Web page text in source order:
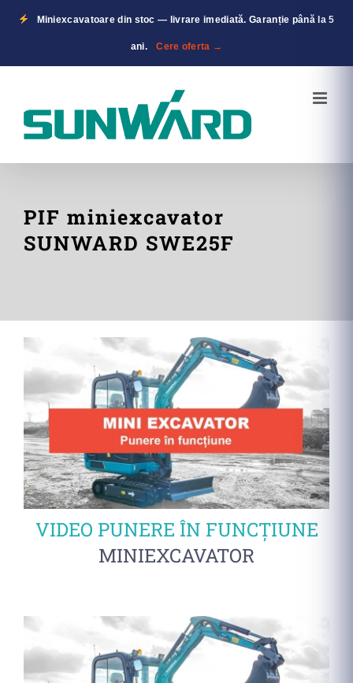
Miniexcavatoare din stoc — livrare imediată. Garanție până la 5
ani. Cere oferta →
content
PIF miniexcavator
SUNWARD SWE25F
VIDEO PUNERE ÎN FUNCȚIUNE
MINIEXCAVATOR